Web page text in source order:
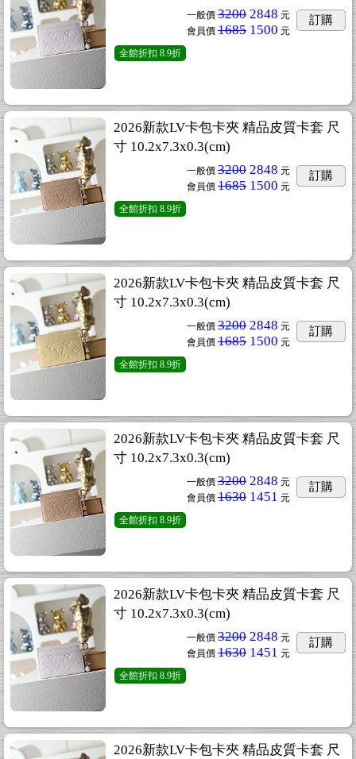
一般價 3200 2848 元
會員價 1685 1500 元
訂購
全館折扣 8.9折
2026新款LV卡包卡夾 精品皮質卡套 尺
寸 10.2x7.3x0.3(cm)
一般價 3200 2848 元
會員價 1685 1500 元
訂購
全館折扣 8.9折
2026新款LV卡包卡夾 精品皮質卡套 尺
寸 10.2x7.3x0.3(cm)
一般價 3200 2848 元
會員價 1685 1500 元
訂購
全館折扣 8.9折
2026新款LV卡包卡夾 精品皮質卡套 尺
寸 10.2x7.3x0.3(cm)
一般價 3200 2848 元
會員價 1630 1451 元
訂購
全館折扣 8.9折
2026新款LV卡包卡夾 精品皮質卡套 尺
寸 10.2x7.3x0.3(cm)
一般價 3200 2848 元
會員價 1630 1451 元
訂購
全館折扣 8.9折
2026新款LV卡包卡夾 精品皮質卡套 尺